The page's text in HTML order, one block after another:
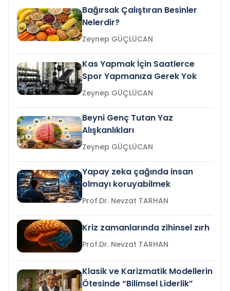
Bağırsak Çalıştıran Besinler
Nelerdir?
Zeynep GÜÇLÜCAN
Kas Yapmak İçin Saatlerce
Spor Yapmanıza Gerek Yok
Zeynep GÜÇLÜCAN
Beyni Genç Tutan Yaz
Alışkanlıkları
Zeynep GÜÇLÜCAN
Yapay zeka çağında insan
olmayı koruyabilmek
Prof.Dr. Nevzat TARHAN
Kriz zamanlarında zihinsel zırh
Prof.Dr. Nevzat TARHAN
Klasik ve Karizmatik Modellerin
Ötesinde “Bilimsel Liderlik”